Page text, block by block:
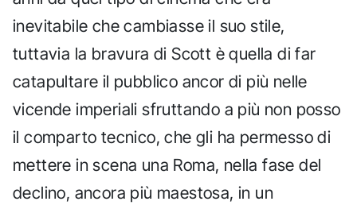
inevitabile che cambiasse il suo stile,
tuttavia la bravura di Scott è quella di far
catapultare il pubblico ancor di più nelle
vicende imperiali sfruttando a più non posso
il comparto tecnico, che gli ha permesso di
mettere in scena una Roma, nella fase del
declino, ancora più maestosa, in un